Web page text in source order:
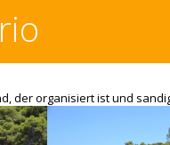
der organisiert ist und sandig